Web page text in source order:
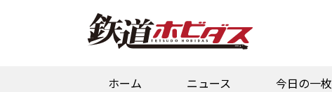
ホーム ニュース 今日の一枚